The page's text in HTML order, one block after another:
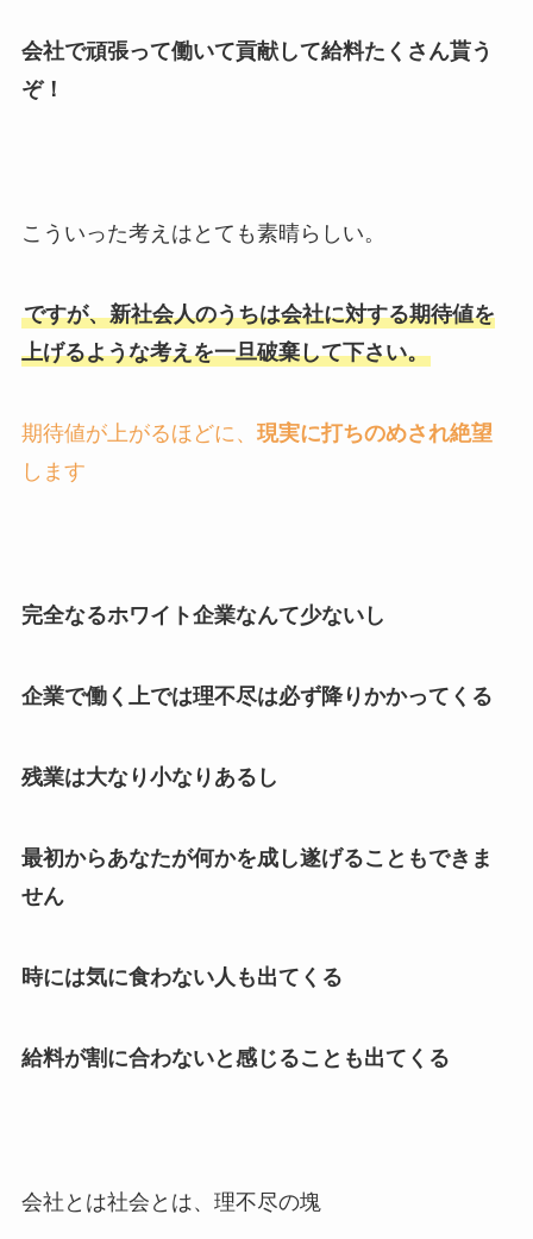
会社で頑張って働いて貢献して給料たくさん貰う
ぞ！
こういった考えはとても素晴らしい。
ですが、新社会人のうちは会社に対する期待値を
上げるような考えを一旦破棄して下さい。
期待値が上がるほどに、 現実に打ちのめされ絶望
します
完全なるホワイト企業なんて少ないし
企業で働く上では理不尽は必ず降りかかってくる
残業は大なり小なりあるし
最初からあなたが何かを成し遂げることもできま
せん
時には気に食わない人も出てくる
給料が割に合わないと感じることも出てくる
会社とは社会とは、理不尽の塊